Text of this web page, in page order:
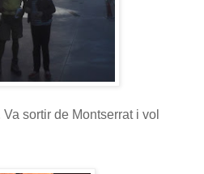
sortir de Montserrat i vol